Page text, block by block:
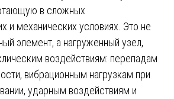
в сложных
и механических условиях. Это не
элемент, а нагруженный узел,
воздействиям: перепадам
вибрационным нагрузкам при
ударным воздействиям и